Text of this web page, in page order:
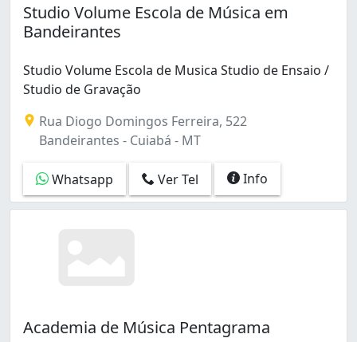
Studio Volume Escola de Música em
Bandeirantes
Studio Volume Escola de Musica Studio de Ensaio /
Studio de Gravação
Rua Diogo Domingos Ferreira, 522
Bandeirantes - Cuiabá - MT
Whatsapp Ver Tel Info
Academia de Música Pentagrama